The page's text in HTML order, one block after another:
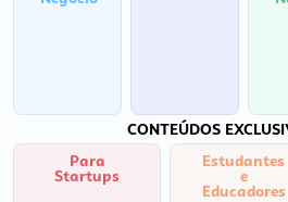
CONTEÚDOS
Para
Startups
Estudantes
e
Educadores